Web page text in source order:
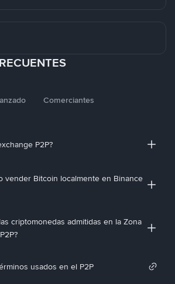
Comerciantes
P2P?
vender Bitcoin localmente en Binance
criptomonedas admitidas en la Zona
usados en el P2P